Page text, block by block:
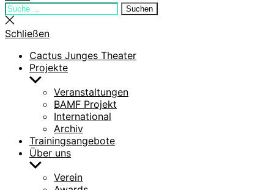
Suchen
nach:
Suchen
Suche
schließen
Schließen
Cactus Junges Theater
Projekte
Untermenü
anzeigenVeranstaltungen
BAMF Projekt
International
Archiv
Trainingsangebote
Über uns
Untermenü
anzeigen
Verein